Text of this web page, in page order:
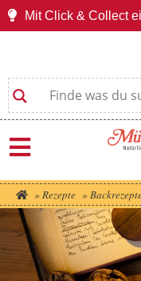
Mit Click & Collect
» Rezepte »